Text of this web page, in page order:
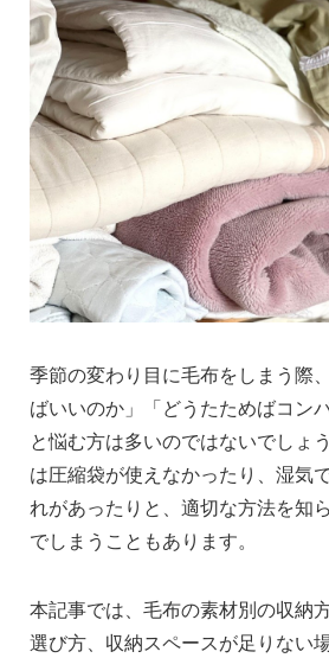
季節の変わり目に毛布をしまう際
ばいいのか」「どうたためばコン
と悩む方は多いのではないでしょ
は圧縮袋が使えなかったり、湿気
れがあったりと、適切な方法を知
でしまうこともあります。
本記事では、毛布の素材別の収納
選び方、収納スペースが足りない